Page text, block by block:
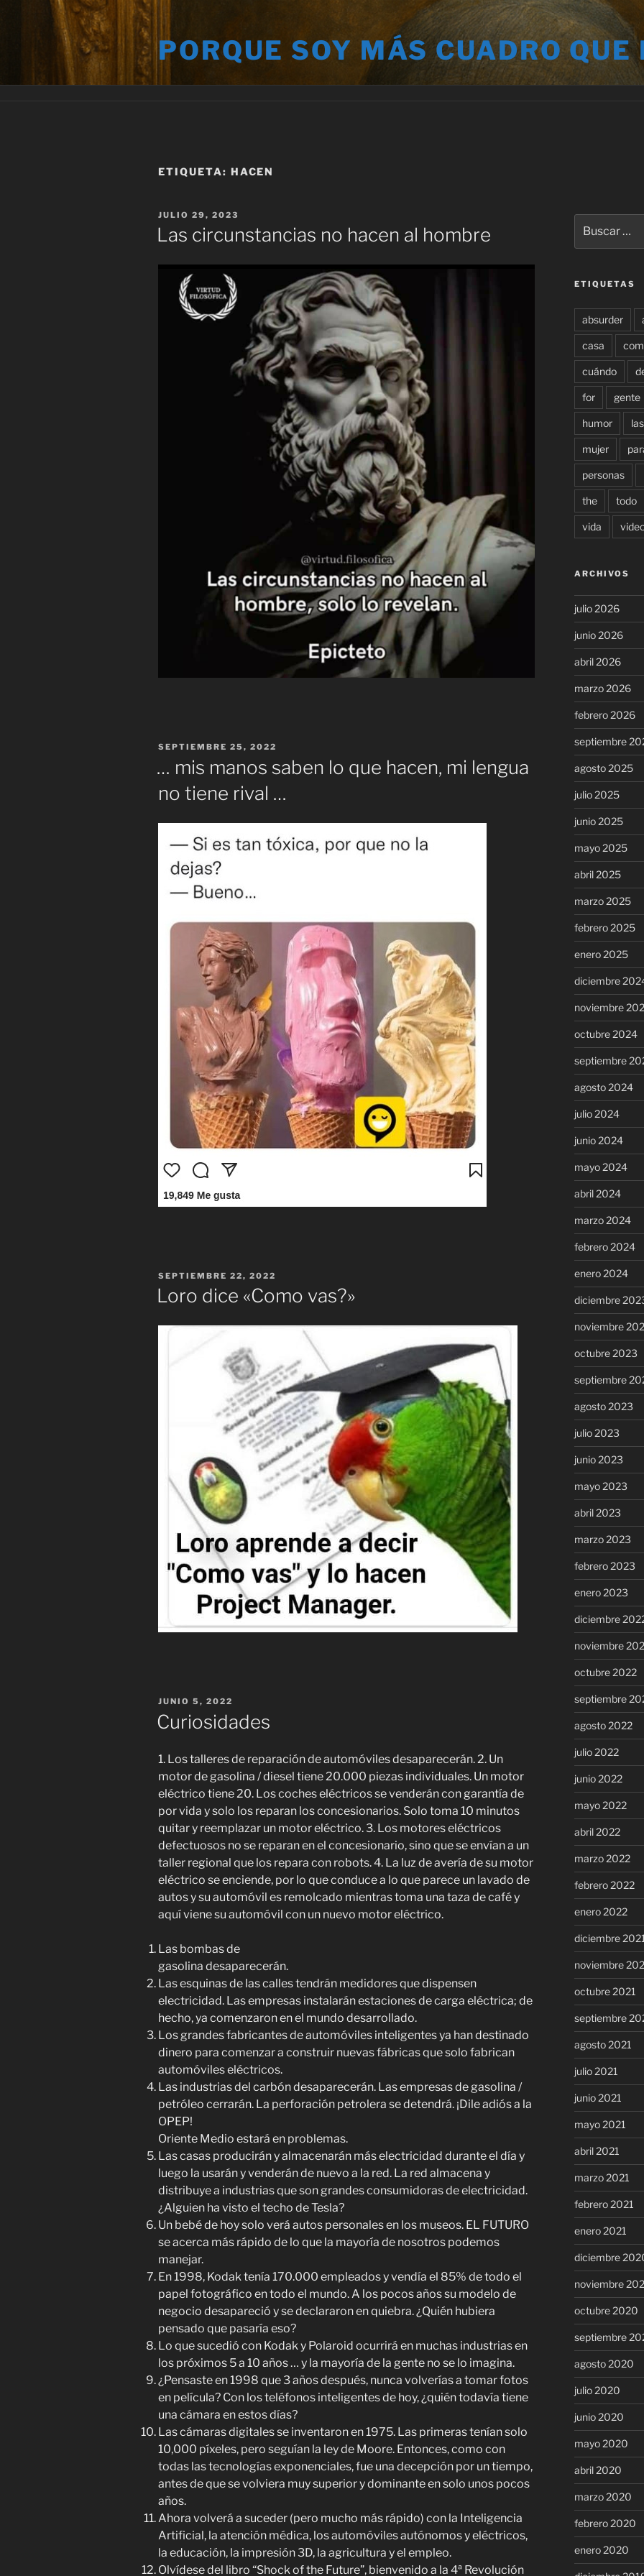
PORQUE SOY MÁS CUADRO QUE
ETIQUETA: HACEN
PUBLICADO
EL
JULIO 29, 2023
Las circunstancias no hacen al hombre
PUBLICADO
SEPTIEMBRE 25, 2022
… mis manos saben lo que hacen, mi lengua
no tiene rival …
PUBLICADO
EL
SEPTIEMBRE 22, 2022
Loro dice «Como vas?»
PUBLICADO
EL
JUNIO 5, 2022
Curiosidades
1. Los talleres de reparación de automóviles desaparecerán. 2. Un
motor de gasolina / diesel tiene 20.000 piezas individuales. Un motor
eléctrico tiene 20. Los coches eléctricos se venderán con garantía de
por vida y solo los reparan los concesionarios. Solo toma 10 minutos
quitar y reemplazar un motor eléctrico. 3. Los motores eléctricos
defectuosos no se reparan en el concesionario, sino que se envían a un
taller regional que los repara con robots. 4. La luz de avería de su motor
eléctrico se enciende, por lo que conduce a lo que parece un lavado de
autos y su automóvil es remolcado mientras toma una taza de café y
aquí viene su automóvil con un nuevo motor eléctrico.
Las bombas de
gasolina desaparecerán.
Las esquinas de las calles tendrán medidores que dispensen
electricidad. Las empresas instalarán estaciones de carga eléctrica; de
hecho, ya comenzaron en el mundo desarrollado.
Los grandes fabricantes de automóviles inteligentes ya han destinado
dinero para comenzar a construir nuevas fábricas que solo fabrican
automóviles eléctricos.
Las industrias del carbón desaparecerán. Las empresas de gasolina /
petróleo cerrarán. La perforación petrolera se detendrá. ¡Dile adiós a la
OPEP!
Oriente Medio estará en problemas.
Las casas producirán y almacenarán más electricidad durante el día y
luego la usarán y venderán de nuevo a la red. La red almacena y
distribuye a industrias que son grandes consumidoras de electricidad.
¿Alguien ha visto el techo de Tesla?
Un bebé de hoy solo verá autos personales en los museos. EL FUTURO
se acerca más rápido de lo que la mayoría de nosotros podemos
manejar.
En 1998, Kodak tenía 170.000 empleados y vendía el 85% de todo el
papel fotográfico en todo el mundo. A los pocos años su modelo de
negocio desapareció y se declararon en quiebra. ¿Quién hubiera
pensado que pasaría eso?
Lo que sucedió con Kodak y Polaroid ocurrirá en muchas industrias en
los próximos 5 a 10 años … y la mayoría de la gente no se lo imagina.
¿Pensaste en 1998 que 3 años después, nunca volverías a tomar fotos
en película? Con los teléfonos inteligentes de hoy, ¿quién todavía tiene
una cámara en estos días?
Las cámaras digitales se inventaron en 1975. Las primeras tenían solo
10,000 píxeles, pero seguían la ley de Moore. Entonces, como con
todas las tecnologías exponenciales, fue una decepción por un tiempo,
antes de que se volviera muy superior y dominante en solo unos pocos
años.
Ahora volverá a suceder (pero mucho más rápido) con la Inteligencia
Artificial, la atención médica, los automóviles autónomos y eléctricos,
la educación, la impresión 3D, la agricultura y el empleo.
Olvídese del libro “Shock of the Future”, bienvenido a la 4ª Revolución
por:
ETIQUETAS
absurder
casa
cuándo
for gente
humor las
mujer
personas
the todo
vida
ARCHIVOS
julio 2026
junio 2026
abril 2026
marzo 2026
febrero 2026
septiembre
agosto 2025
julio 2025
junio 2025
mayo 2025
abril 2025
marzo 2025
febrero 2025
enero 2025
diciembre
noviembre
octubre 2024
septiembre
agosto 2024
julio 2024
junio 2024
mayo 2024
abril 2024
marzo 2024
febrero 2024
enero 2024
diciembre
noviembre
octubre 2023
septiembre
agosto 2023
julio 2023
junio 2023
mayo 2023
abril 2023
marzo 2023
febrero 2023
enero 2023
diciembre
noviembre
octubre 2022
septiembre
agosto 2022
julio 2022
junio 2022
mayo 2022
abril 2022
marzo 2022
febrero 2022
enero 2022
diciembre
noviembre
octubre 2021
septiembre
agosto 2021
julio 2021
junio 2021
mayo 2021
abril 2021
marzo 2021
febrero 2021
enero 2021
diciembre
noviembre
octubre 2020
septiembre
agosto 2020
julio 2020
junio 2020
mayo 2020
abril 2020
marzo 2020
febrero 2020
enero 2020